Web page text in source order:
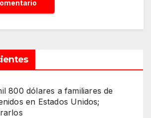
800 dólares a familiares de
en Estados Unidos;